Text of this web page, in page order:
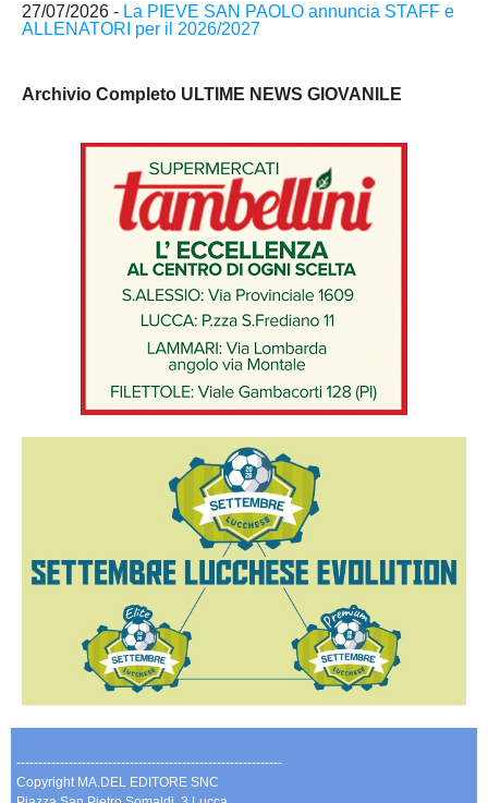
27/07/2026 - La PIEVE SAN PAOLO annuncia STAFF e
ALLENATORI per il 2026/2027
Archivio Completo ULTIME NEWS GIOVANILE
-------------------------------------------------------------
Copyright MA.DEL EDITORE SNC